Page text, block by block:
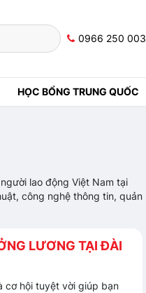
0966 250 003
HỌC BỔNG TRUNG QUỐC
lao động Việt Nam tại
công nghệ thông tin, quản
LƯƠNG TẠI ĐÀI
cơ hội tuyệt vời giúp bạn